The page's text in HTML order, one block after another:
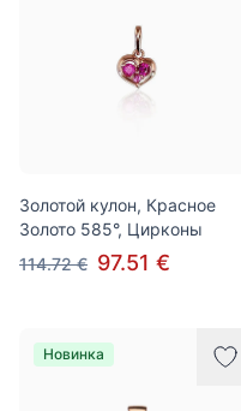
Золотой кулон, Красное
Золото 585°, Цирконы
114.72 € 97.51 €
Новинка